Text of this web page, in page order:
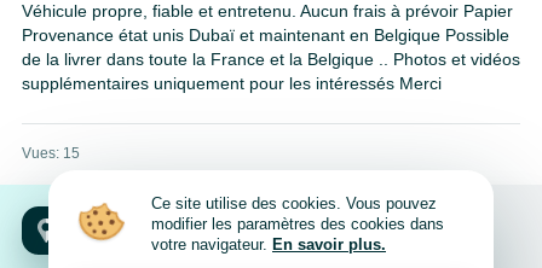
Véhicule propre, fiable et entretenu. Aucun frais à prévoir Papier
Provenance état unis Dubaï et maintenant en Belgique Possible
de la livrer dans toute la France et la Belgique .. Photos et vidéos
supplémentaires uniquement pour les intéressés Merci
Vues: 15
Hainaut, Mons
7000, 7011, 7012, 7020, 7022, 7024, 7030, 7034, Hainaut, Mons
Ce site utilise des cookies. Vous pouvez
modifier les paramètres des cookies dans
votre navigateur. En savoir plus.